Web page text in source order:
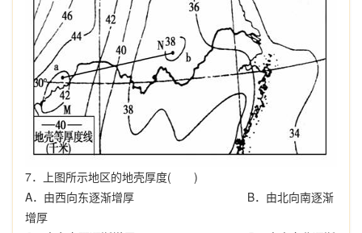
7．上图所示地区的地壳厚度(
)
A．由西向东逐渐增厚 B．由北向南逐渐
增厚